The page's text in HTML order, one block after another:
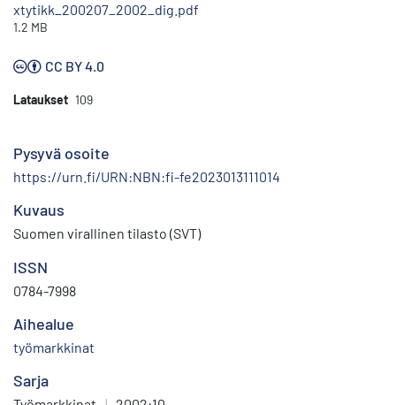
xtytikk_200207_2002_dig.pdf
1.2 MB
CC BY 4.0
Lataukset 109
Pysyvä osoite
https://urn.fi/URN:NBN:fi-fe2023013111014
Kuvaus
Suomen virallinen tilasto (SVT)
ISSN
0784-7998
Aihealue
työmarkkinat
Sarja